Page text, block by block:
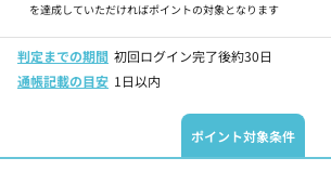
を達成していただければポイントの対象となります
判定までの期間 初回ログイン完了後約30日
通帳記載の目安 1日以内
ポイント対象条件